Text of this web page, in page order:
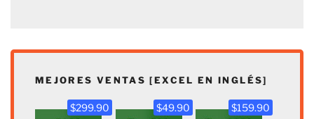
MEJORES VENTAS [EXCEL EN INGLÉS]
$299.90 $49.90 $159.90